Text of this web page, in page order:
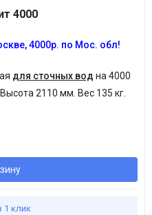
4000
4000р. по Мос. обл!
для сточных вод на 4000
2110 мм. Вес 135 кг.
1 клик